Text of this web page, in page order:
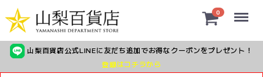
0 Menu
山梨百貨店公式LINEに友だち追加でお得なクーポンをプレゼント！
登録はコチラから